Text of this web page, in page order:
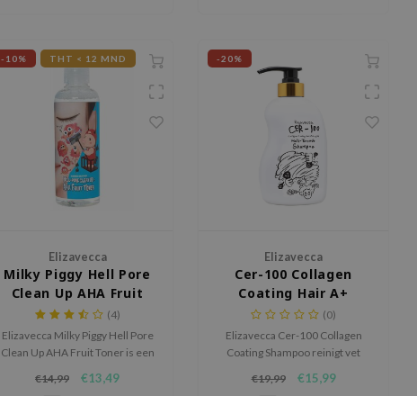
-10% THT < 12 MND
Elizavecca
Milky Piggy Hell Pore
Clean Up AHA Fruit
Toner
(4)
Elizavecca Milky Piggy Hell Pore
Clean Up AHA Fruit Toner is een
huid exfolieert, hydrateert, en
€14,99 €13,49
-20%
Elizavecca
Cer-100 Collagen
Coating Hair A+
Muscle Hell-Tornado
Shampoo
(0)
Elizavecca Cer-100 Collagen
Coating Shampoo reinigt vet
geeft een verkoelend gevoel
€19,99 €15,99